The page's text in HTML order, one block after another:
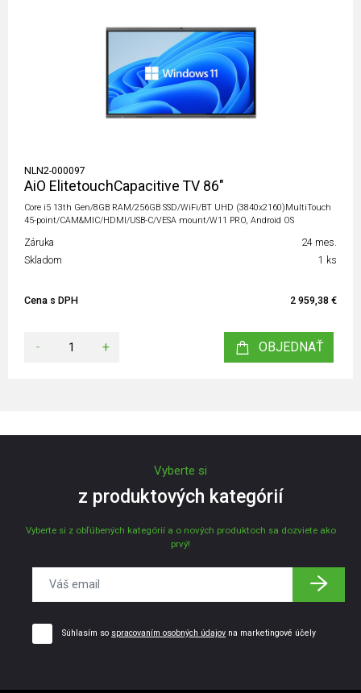
NLN2-000097
AiO ElitetouchCapacitive TV 86"
Core i5 13th Gen/8GB RAM/256GB SSD/WiFi/BT UHD (3840x2160)MultiTouch
45-point/CAM&MIC/HDMI/USB-C/VESA mount/W11 PRO, Android OS
Záruka
24 mes.
Skladom
1 ks
Cena s DPH 2 959,38 €
- + OBJEDNAŤ
Vyberte si
z produktových kategórií
Vyberte si z obľúbených kategórií a o nových produktoch sa dozviete ako
prvý!
Súhlasím so spracovaním osobných údajov na marketingové účely